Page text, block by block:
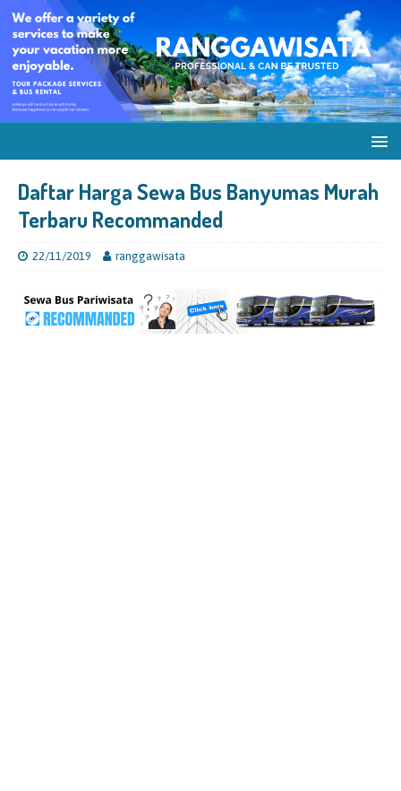
Daftar Harga Sewa Bus Banyumas Murah
Terbaru Recommanded
22/11/2019 ranggawisata